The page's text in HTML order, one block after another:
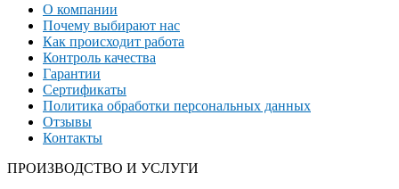
О компании
Почему выбирают нас
Как происходит работа
Контроль качества
Гарантии
Сертификаты
Политика обработки персональных данных
Отзывы
Контакты
ПРОИЗВОДСТВО И УСЛУГИ